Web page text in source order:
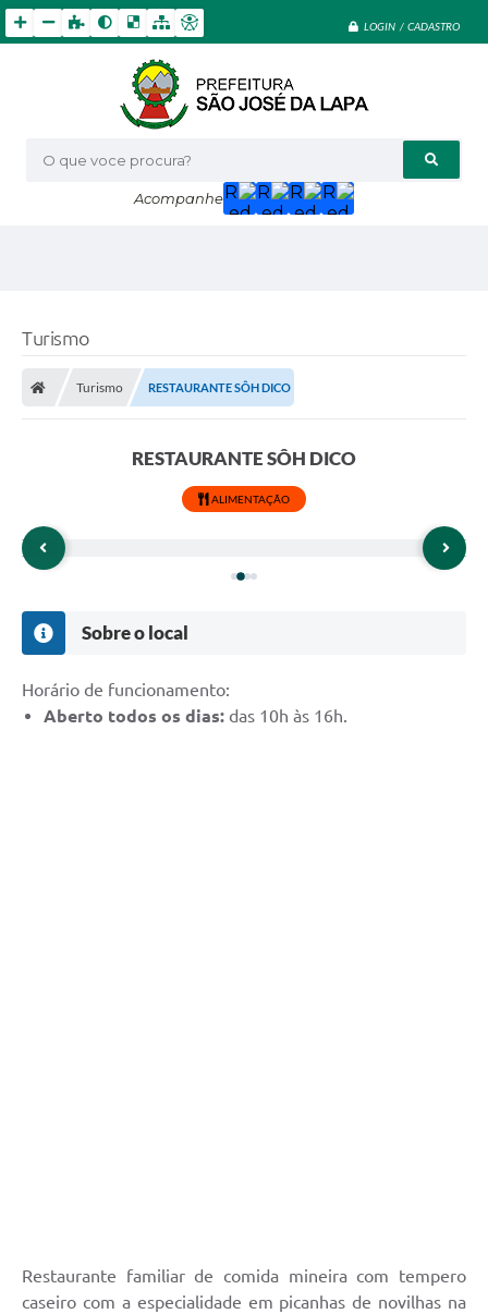
LOGIN / CADASTRO
O que voce procura?
Acompanhe
Turismo
Turismo RESTAURANTE SÔH DICO
RESTAURANTE SÔH DICO
ALIMENTAÇÃO
Sobre o local
Horário de funcionamento:
Aberto todos os dias: das 10h às 16h.
Restaurante familiar de comida mineira com tempero
caseiro com a especialidade em picanhas de novilhas na